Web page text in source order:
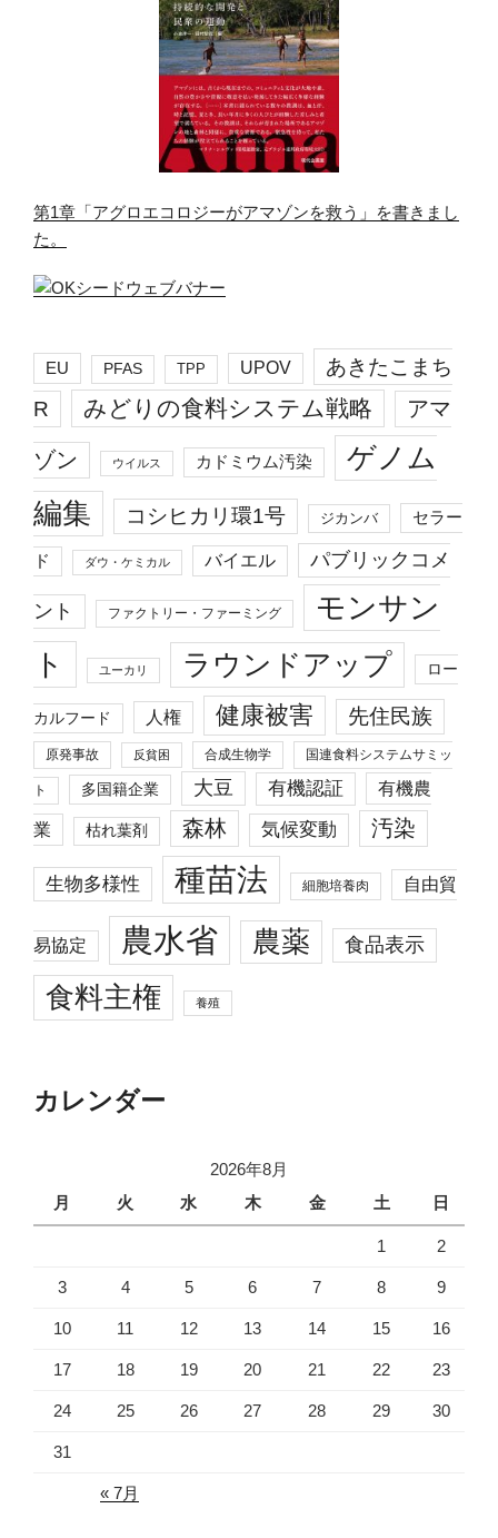
第1章「アグロエコロジーがアマゾンを救う」を書きまし
た。
EU PFAS TPP UPOV
あきたこまち
R
みどりの食料システム戦略 アマ
ゾン ウイルス カドミウム汚染
ゲノム
編集
コシヒカリ環1号 ジカンバ セラー
ド ダウ・ケミカル バイエル パブリックコメ
ント ファクトリー・ファーミング
モンサン
ト
ユーカリ ラウンドアップ ロー
カルフード 人権 健康被害 先住民族
原発事故 反貧困 合成生物学 国連食料システムサミッ
ト 多国籍企業 大豆 有機認証 有機農
業 枯れ葉剤 森林 気候変動 汚染
生物多様性 種苗法 細胞培養肉 自由貿
易協定 農水省 農薬 食品表示
食料主権 養殖
カレンダー
2026年8月
月
火 水 木 金 土 日
1 2
3 4 5 6 7 8 9
10 11 12 13 14 15 16
17 18 19 20 21 22 23
24 25 26 27 28 29 30
31
« 7月